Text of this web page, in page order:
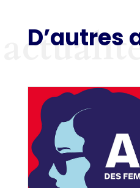
D’autres